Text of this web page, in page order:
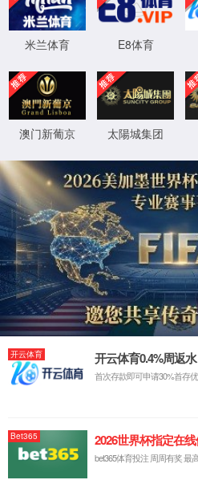
京伦科技
©2017京伦科技企业信息化服
XML 地图